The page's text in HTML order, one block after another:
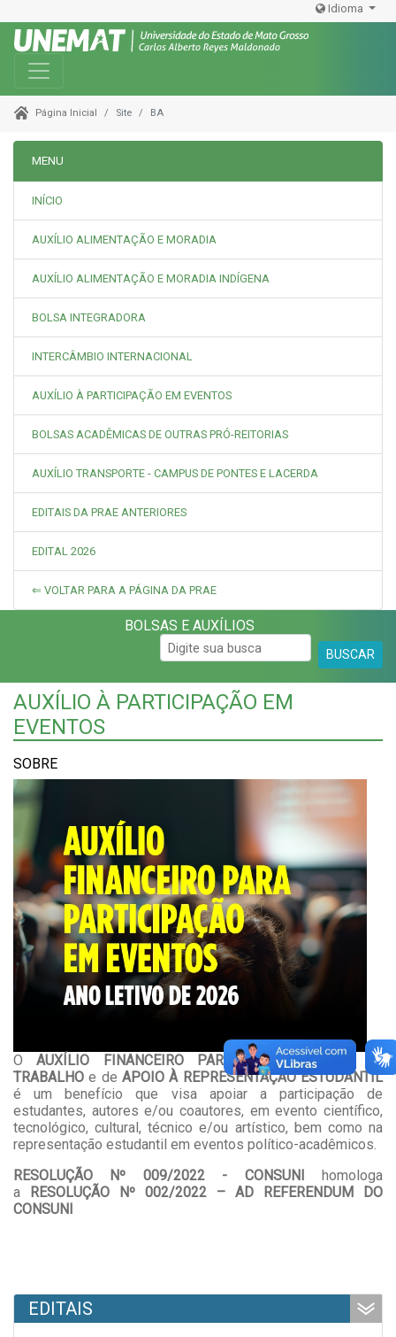
Idioma
Toggle navigation
Página Inicial Site BA
MENU
INÍCIO
AUXÍLIO ALIMENTAÇÃO E MORADIA
AUXÍLIO ALIMENTAÇÃO E MORADIA INDÍGENA
BOLSA INTEGRADORA
INTERCÂMBIO INTERNACIONAL
AUXÍLIO À PARTICIPAÇÃO EM EVENTOS
BOLSAS ACADÊMICAS DE OUTRAS PRÓ-REITORIAS
AUXÍLIO TRANSPORTE - CAMPUS DE PONTES E LACERDA
EDITAIS DA PRAE ANTERIORES
EDITAL 2026
⇐ VOLTAR PARA A PÁGINA DA PRAE
BOLSAS E AUXÍLIOS
BUSCAR
AUXÍLIO À PARTICIPAÇÃO EM
EVENTOS
SOBRE
OAUXÍLIO FINANCEIRO PARA APRESENTAÇÃO DE
TRABALHO e de APOIO À REPRESENTAÇÃO ESTUDANTIL
é um benefício que visa apoiar a participação de
estudantes, autores e/ou coautores, em evento científico,
tecnológico, cultural, técnico e/ou artístico, bem como na
representação estudantil em eventos político-acadêmicos.
RESOLUÇÃO Nº 009/2022 - CONSUNI homologa
a
RESOLUÇÃO Nº 002/2022 – AD REFERENDUM DO
CONSUNI
EDITAIS